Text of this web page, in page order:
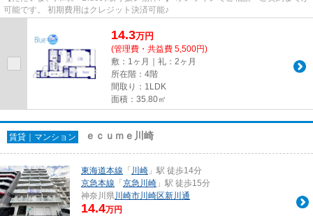
可能です。 初期費用はクレジット決済可能♪
14.3万円
(管理費・共益費 5,500円)
敷：1ヶ月｜礼：2ヶ月
所在階：4階
間取り：1LDK
面積：35.80㎡
賃貸｜マンション ｅｃｕｍｅ川崎
東海道本線 「 川崎 」駅 徒歩14分
京急本線 「 京急川崎 」駅 徒歩15分
神奈川県川崎市川崎区新川通
14.4万円